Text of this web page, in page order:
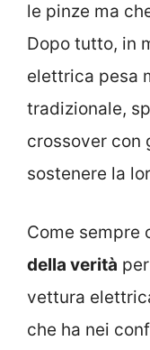
le pinze ma
Dopo tutto, in
elettrica pesa
tradizionale,
crossover con
sostenere la
Come sempre
della verità
vettura
che ha nei